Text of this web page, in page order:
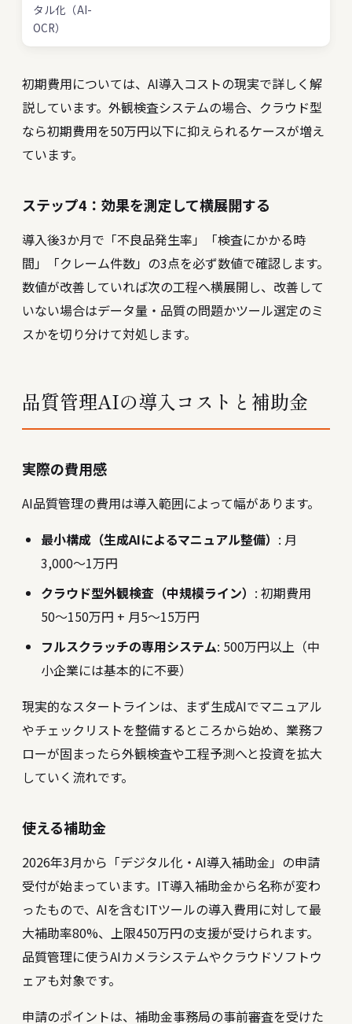
タル化（AI-
OCR）
初期費用については、 AI導入コストの現実で詳しく解
説しています。外観検査システムの場合、クラウド型
なら初期費用を50万円以下に抑えられるケースが増え
ています。
ステップ4：効果を測定して横展開する
導入後3か月で「不良品発生率」「検査にかかる時
間」「クレーム件数」の3点を必ず数値で確認します。
数値が改善していれば次の工程へ横展開し、改善して
いない場合はデータ量・品質の問題かツール選定のミ
スかを切り分けて対処します。
品質管理AIの導入コストと補助金
実際の費用感
AI品質管理の費用は導入範囲によって幅があります。
最小構成（生成AIによるマニュアル整備） : 月
3,000〜1万円
クラウド型外観検査（中規模ライン） : 初期費用
50〜150万円 + 月5〜15万円
フルスクラッチの専用システム: 500万円以上（中
小企業には基本的に不要）
現実的なスタートラインは、まず生成AIでマニュアル
やチェックリストを整備するところから始め、業務フ
ローが固まったら外観検査や工程予測へと投資を拡大
していく流れです。
使える補助金
2026年3月から「デジタル化・AI導入補助金」の申請
受付が始まっています。IT導入補助金から名称が変わ
ったもので、AIを含むITツールの導入費用に対して最
大補助率80%、上限450万円の支援が受けられます。
品質管理に使うAIカメラシステムやクラウドソフトウ
ェアも対象です。
申請のポイントは、補助金事務局の事前審査を受けた